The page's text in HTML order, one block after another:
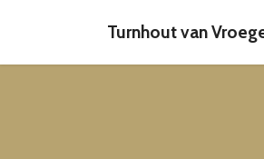
Turnhout van